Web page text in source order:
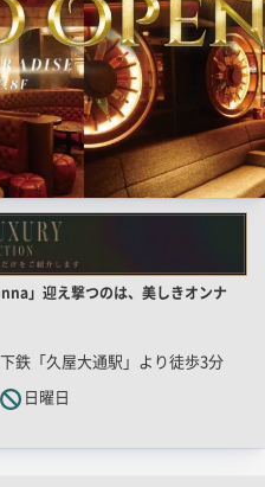
」迎え撃つのは、美しきオンナ
鉄「久屋大通駅」より徒歩3分
日曜日